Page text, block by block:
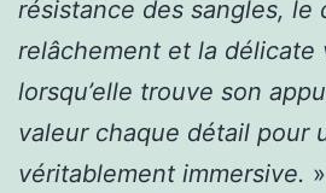
résistance des sangles, le
relâchement et la délicate
lorsqu’elle trouve son
valeur chaque détail pour
véritablement immersive.